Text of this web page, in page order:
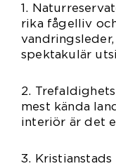
1.
rika fågelliv
spektakulär
2.
mest kända
interiör är det
3.